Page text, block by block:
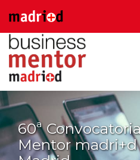
60ª
Mentor madri+d